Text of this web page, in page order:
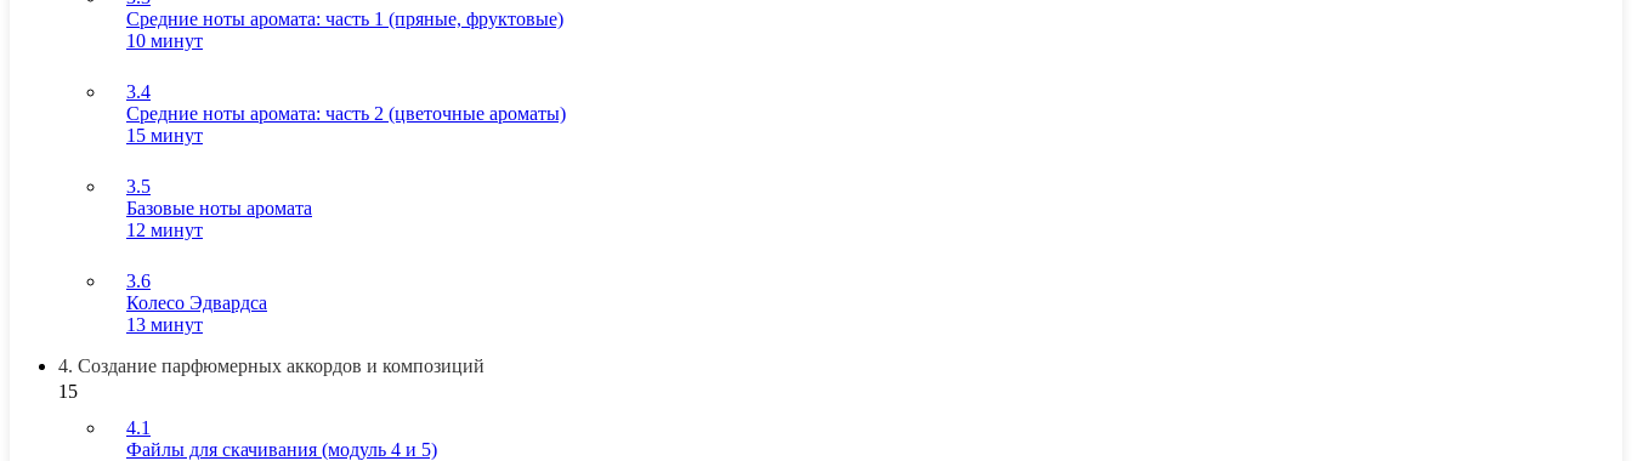
Средние ноты аромата: часть 1 (пряные, фруктовые)
10 минут
3.4
Средние ноты аромата: часть 2 (цветочные ароматы)
15 минут
3.5
Базовые ноты аромата
12 минут
3.6
Колесо Эдвардса
13 минут
4. Создание парфюмерных аккордов и композиций
15
4.1
Файлы для скачивания (модуль 4 и 5)